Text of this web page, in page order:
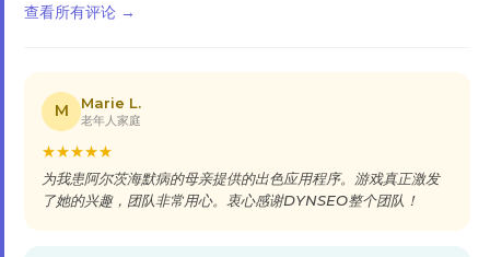
查看所有评论 →
M Marie L.
老年人家庭
★★★★★
为我患阿尔茨海默病的母亲提供的出色应用程序。游戏真正激发
了她的兴趣，团队非常用心。衷心感谢DYNSEO整个团队！